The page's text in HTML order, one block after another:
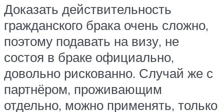
Доказать действительность
гражданского брака очень сложно,
поэтому подавать на визу, не
состоя в браке официально,
довольно рискованно. Случай же с
партнёром, проживающим
отдельно, можно применять, только